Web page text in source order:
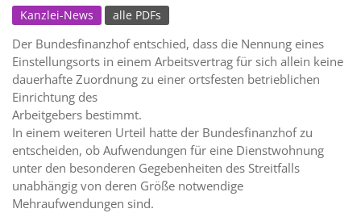
Kanzlei-News alle PDFs
Der Bundesfinanzhof entschied, dass die Nennung eines
Einstellungsorts in einem Arbeitsvertrag für sich allein keine
dauerhafte Zuordnung zu einer ortsfesten betrieblichen
Einrichtung des
Arbeitgebers bestimmt.
In einem weiteren Urteil hatte der Bundesfinanzhof zu
entscheiden, ob Aufwendungen für eine Dienstwohnung
unter den besonderen Gegebenheiten des Streitfalls
unabhängig von deren Größe notwendige
Mehraufwendungen sind.